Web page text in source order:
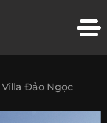
Villa Đảo Ngọc